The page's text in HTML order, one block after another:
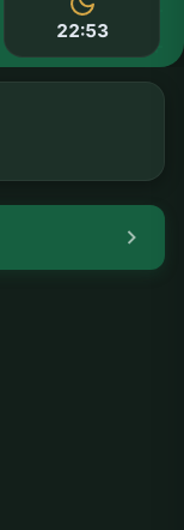
22:53